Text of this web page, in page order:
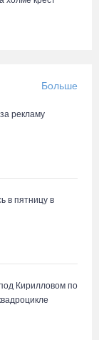
Больше
рекламу
в пятницу в
Кирилловом по